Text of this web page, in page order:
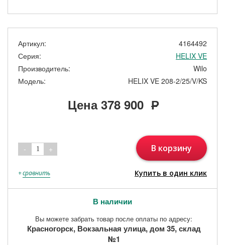
Артикул:
4164492
Серия:
HELIX VE
Производитель:
Wilo
Модель:
HELIX VE 208-2/25/V/KS
Цена378 900 Р
- 1 + В корзину
+сравнить Купить в один клик
В наличии
Вы можете забрать товар после оплаты по адресу:
Красногорск, Вокзальная улица, дом 35, склад
№1